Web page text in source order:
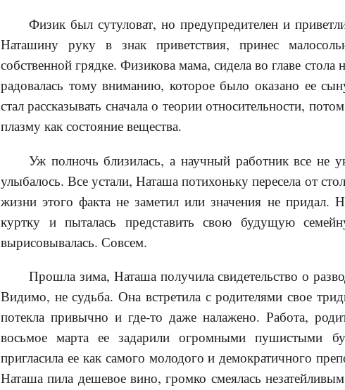
Физик был сутуловат, но предупредителен и
Наташину руку в знак приветствия, принес
собственной грядке. Физикова мама, сидела во главе стола
радовалась тому вниманию, которое было оказано ее
стал рассказывать сначала о теории относительности,
плазму как состояние вещества.
Уж полночь близилась, а научный работник все не
улыбалось. Все устали, Наташа потихоньку пересела от
жизни этого факта не заметил или значения не придал.
куртку и пыталась представить свою будущую
вырисовывалась. Совсем.
Прошла зима, Наташа получила свидетельство о
Видимо, не судьба. Она встретила с родителями свое
потекла привычно и где-то даже налажено. Работа,
восьмое марта ее задарили огромными пушистыми
пригласила ее как самого молодого и демократичного
Наташа пила дешевое вино, громко смеялась